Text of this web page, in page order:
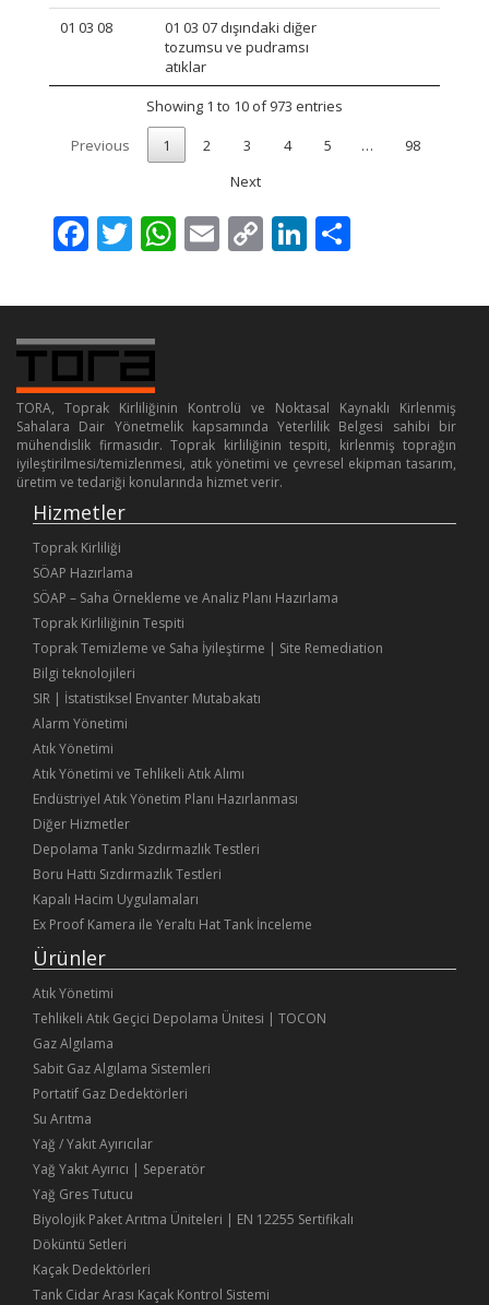
01 03 08
01 03 07 dışındaki diğer
tozumsu ve pudramsı
atıklar
Showing 1 to 10 of 973 entries
Previous
1 2 3 4 5 …
98
Next
Facebook
Twitter
WhatsApp
EmailCopyLinkedIn
TORA, Toprak Kirliliğinin Kontrolü ve Noktasal Kaynaklı Kirlenmiş
Sahalara Dair Yönetmelik kapsamında Yeterlilik Belgesi sahibi bir
mühendislik firmasıdır. Toprak kirliliğinin tespiti, kirlenmiş toprağın
iyileştirilmesi/temizlenmesi, atık yönetimi ve çevresel ekipman tasarım,
üretim ve tedariği konularında hizmet verir.
Hizmetler
Toprak Kirliliği
SÖAP Hazırlama
SÖAP – Saha Örnekleme ve Analiz Planı Hazırlama
Toprak Kirliliğinin Tespiti
Toprak Temizleme ve Saha İyileştirme | Site Remediation
Bilgi teknolojileri
SIR | İstatistiksel Envanter Mutabakatı
Alarm Yönetimi
Atık Yönetimi
Atık Yönetimi ve Tehlikeli Atık Alımı
Endüstriyel Atık Yönetim Planı Hazırlanması
Diğer Hizmetler
Depolama Tankı Sızdırmazlık Testleri
Boru Hattı Sızdırmazlık Testleri
Kapalı Hacim Uygulamaları
Ex Proof Kamera ile Yeraltı Hat Tank İnceleme
Ürünler
Atık Yönetimi
Tehlikeli Atık Geçici Depolama Ünitesi | TOCON
Gaz Algılama
Sabit Gaz Algılama Sistemleri
Portatif Gaz Dedektörleri
Su Arıtma
Yağ / Yakıt Ayırıcılar
Yağ Yakıt Ayırıcı | Seperatör
Yağ Gres Tutucu
Biyolojik Paket Arıtma Üniteleri | EN 12255 Sertifikalı
Döküntü Setleri
Kaçak Dedektörleri
Tank Cidar Arası Kaçak Kontrol Sistemi